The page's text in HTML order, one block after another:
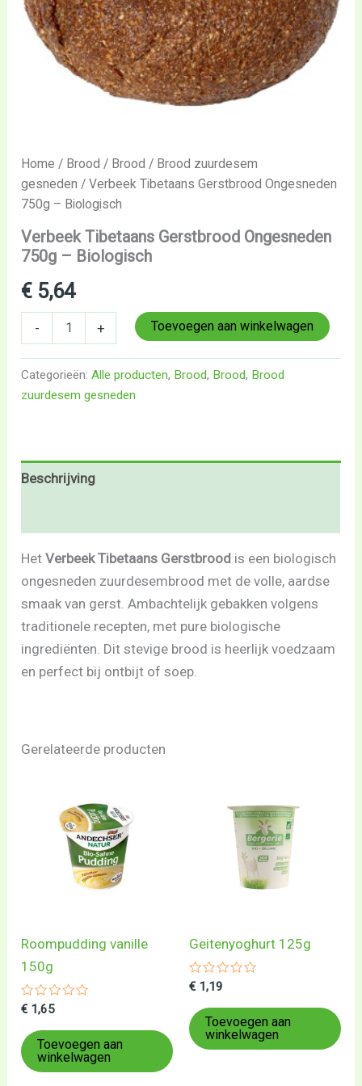
Home / Brood / Brood / Brood zuurdesem
gesneden / Verbeek Tibetaans Gerstbrood Ongesneden
750g – Biologisch
Verbeek Tibetaans Gerstbrood Ongesneden
750g – Biologisch
€ 5,64
- + Toevoegen aan winkelwagen
Categorieën:Alle producten, Brood, Brood, Brood
zuurdesem gesneden
Beschrijving
HetVerbeek Tibetaans Gerstbrood is een biologisch
ongesneden zuurdesembrood met de volle, aardse
smaak van gerst. Ambachtelijk gebakken volgens
traditionele recepten, met pure biologische
ingrediënten. Dit stevige brood is heerlijk voedzaam
en perfect bij ontbijt of soep.
Gerelateerde producten
Roompudding vanille
150g
Gewaardeerd
uit
5
€ 1,65
Toevoegen aan
winkelwagen
Geitenyoghurt 125g
Gewaardeerd
uit
5
€ 1,19
Toevoegen aan
winkelwagen